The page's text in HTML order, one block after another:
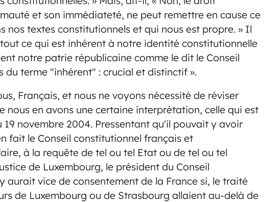
et son immédiateté, ne peut remettre en cause ce
nos textes constitutionnels et qui nous est propre. » Il
ce qui est inhérent à notre identité constitutionnelle
notre patrie républicaine comme le dit le Conseil
du terme "inhérent" : crucial et distinctif ».
Français, et nous ne voyons nécessité de réviser
nous en avons une certaine interprétation, celle qui est
novembre 2004. Pressentant qu'il pouvait y avoir
fait le Conseil constitutionnel français et
à la requête de tel ou tel Etat ou de tel ou tel
de Luxembourg, le président du Conseil
aurait vice de consentement de la France si, le traité
de Luxembourg ou de Strasbourg allaient au-delà de